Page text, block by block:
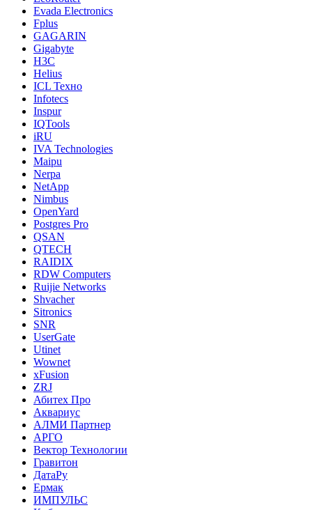
Evada Electronics
Fplus
GAGARIN
Gigabyte
H3C
Helius
ICL Техно
Infotecs
Inspur
IQTools
iRU
IVA Technologies
Maipu
Nerpa
NetApp
Nimbus
OpenYard
Postgres Pro
QSAN
QTECH
RAIDIX
RDW Computers
Ruijie Networks
Shvacher
Sitronics
SNR
UserGate
Utinet
Wownet
xFusion
ZRJ
Абитех Про
Аквариус
АЛМИ Партнер
АРГО
Вектор Технологии
Гравитон
ДатаРу
Ермак
ИМПУЛЬС